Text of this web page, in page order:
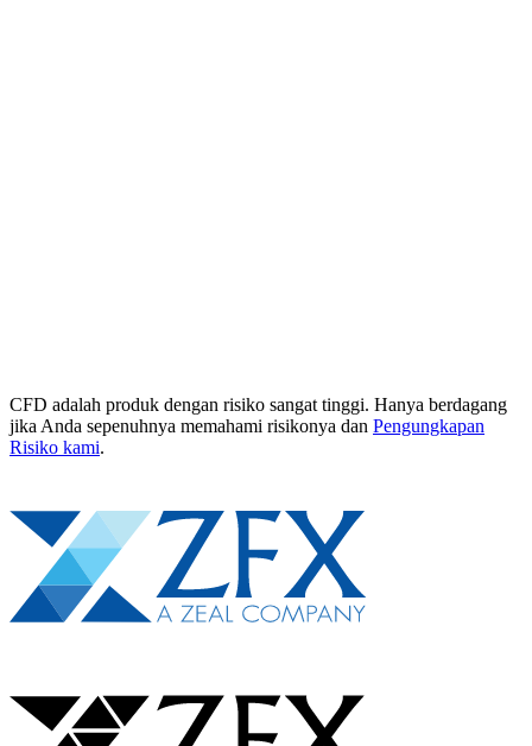
CFD adalah produk dengan risiko sangat tinggi. Hanya berdagang
jika Anda sepenuhnya memahami risikonya dan Pengungkapan
Risiko kami.